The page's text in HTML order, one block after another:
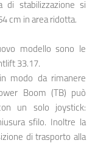
di stabilizzazione si
cm in area ridotta.
modello sono le
33.17.
modo da rimanere
Boom (TB) può
un solo joystick:
sfilo. Inoltre la
di trasporto alla